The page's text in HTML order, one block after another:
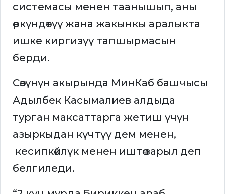
системасы менен таанышып, аны
өркүндөтүү жана жакынкы аралыкта
ишке киргизүү тапшырмасын
берди.
Сөзүнүн акырында МинКаб башчысы
Адылбек Касымалиев алдыда
турган максаттарга жетиш үчүн
азыркыдан күчтүү дем менен,
кесипкөйлүк менен иштөө зарыл деп
белгиледи.